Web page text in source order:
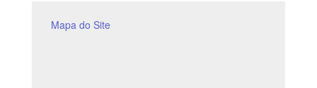
vívido e real, não se
Mapa do Site